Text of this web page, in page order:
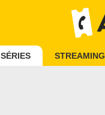
SÉRIES STREAMING